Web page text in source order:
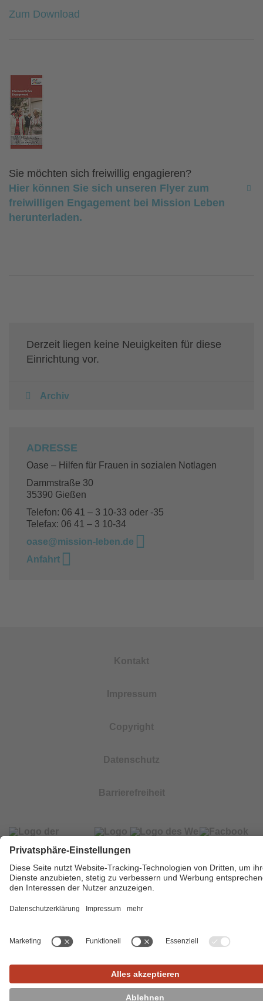
Zum Download
Sie möchten sich freiwillig engagieren?
Hier können Sie sich unseren Flyer zum
freiwilligen Engagement bei Mission Leben
herunterladen.
Derzeit liegen keine Neuigkeiten für diese
Einrichtung vor.
Archiv
ADRESSE
Oase – Hilfen für Frauen in sozialen Notlagen
Dammstraße 30
35390 Gießen
Telefon: 06 41 – 3 10-33 oder -35
Telefax: 06 41 – 3 10-34
oase@mission-leben.de
Anfahrt
Kontakt
Impressum
Copyright
Datenschutz
Barrierefreiheit